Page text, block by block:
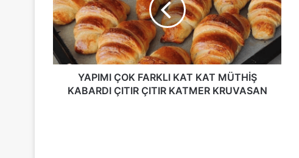
KAT
MÜTHİŞ
KABARDI
ÇITIR
ÇITIR
KATMER
KRUVASAN
YAPIMI ÇOK FARKLI KAT KAT MÜTHİŞ
KABARDI ÇITIR ÇITIR KATMER KRUVASAN